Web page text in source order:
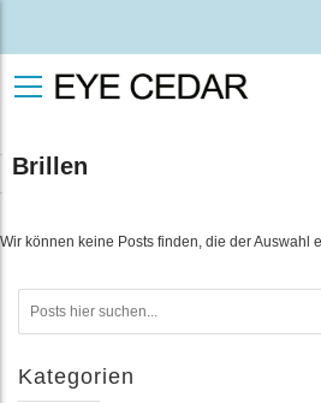
Brillen
Wir können keine Posts finden, die der Auswahl
Kategorien